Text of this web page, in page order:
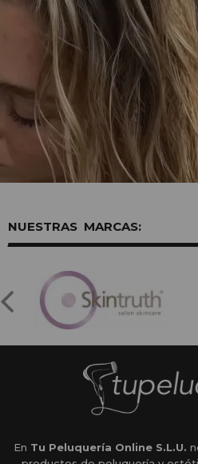
MARCAS:
En Tu Peluquería Online S.L.U.